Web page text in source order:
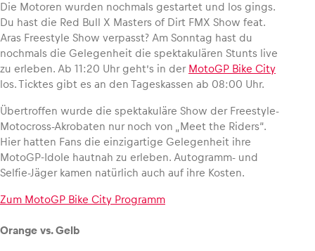
Die Motoren wurden nochmals gestartet und los gings.
Du hast die Red Bull X Masters of Dirt FMX Show feat.
Aras Freestyle Show verpasst? Am Sonntag hast du
nochmals die Gelegenheit die spektakulären Stunts live
zu erleben. Ab 11:20 Uhr geht’s in der MotoGP Bike City
los. Ticktes gibt es an den Tageskassen ab 08:00 Uhr.
Übertroffen wurde die spektakuläre Show der Freestyle-
Motocross-Akrobaten nur noch von „Meet the Riders“.
Hier hatten Fans die einzigartige Gelegenheit ihre
MotoGP-Idole hautnah zu erleben. Autogramm- und
Selfie-Jäger kamen natürlich auch auf ihre Kosten.
Zum MotoGP Bike City Programm
Orange vs. Gelb